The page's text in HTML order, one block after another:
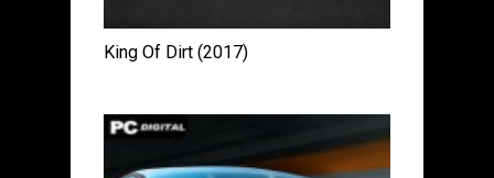
King Of Dirt (2017)